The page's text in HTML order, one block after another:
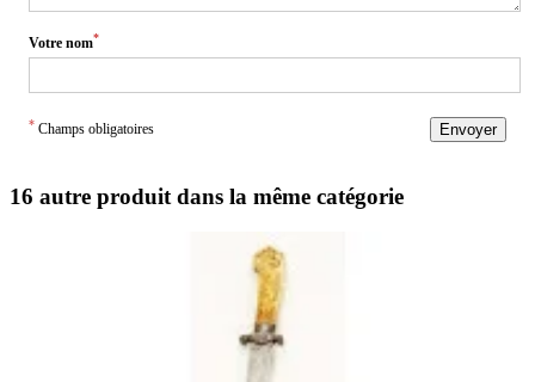
Votre nom*
* Champs obligatoires Envoyer
16 autre produit dans la même catégorie